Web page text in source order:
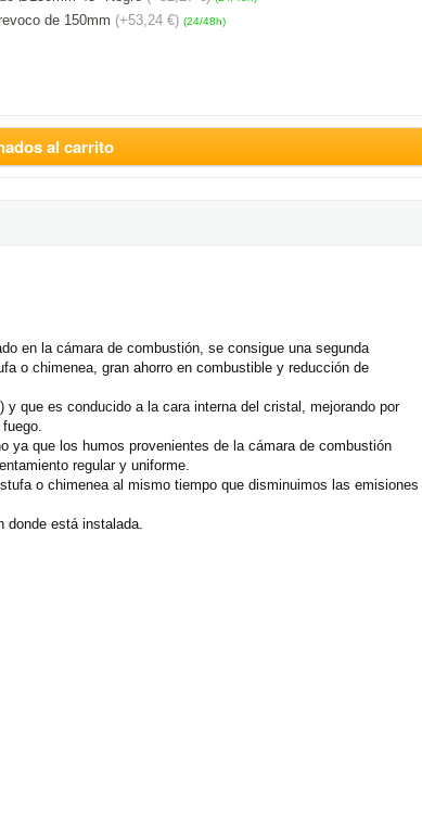
de 150mm (+53,24 €) (24/48h)
al carrito
en la cámara de combustión, se consigue una segunda
o chimenea, gran ahorro en combustible y reducción de
y que es conducido a la cara interna del cristal, mejorando por
ya que los humos provenientes de la cámara de combustión
regular y uniforme.
o chimenea al mismo tiempo que disminuimos las emisiones
donde está instalada.